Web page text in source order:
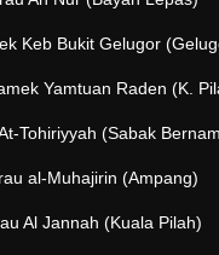
Keb Bukit Gelugor
Yamtuan Raden (K.
Tohiriyyah (Sabak
al-Muhajirin (Ampang)
Al Jannah (Kuala Pilah)